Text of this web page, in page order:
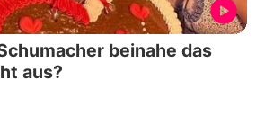
beinahe das
aus?